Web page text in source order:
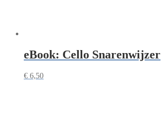
eBook: Cello Snarenwijzer
€ 6,50